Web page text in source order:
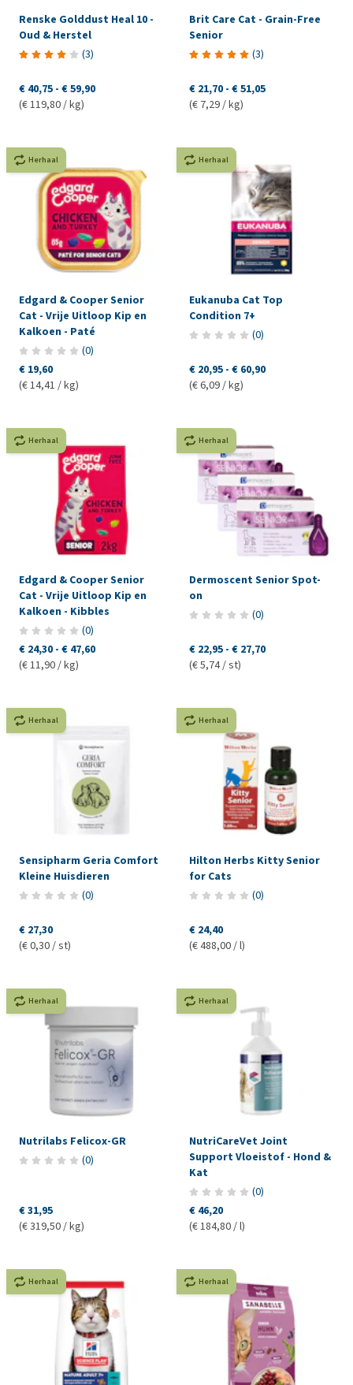
Renske Golddust Heal 10 -
Oud & Herstel
(3)
€ 40,75 - € 59,90
(€ 119,80 / kg)
Brit Care Cat - Grain-Free
Senior
(3)
€ 21,70 - € 51,05
(€ 7,29 / kg)
Herhaal
Edgard & Cooper Senior
Cat - Vrije Uitloop Kip en
Kalkoen - Paté
(0)
€ 19,60
(€ 14,41 / kg)
Herhaal
Eukanuba Cat Top
Condition 7+
(0)
€ 20,95 - € 60,90
(€ 6,09 / kg)
Herhaal
Edgard & Cooper Senior
Cat - Vrije Uitloop Kip en
Kalkoen - Kibbles
(0)
€ 24,30 - € 47,60
(€ 11,90 / kg)
Herhaal
Dermoscent Senior Spot-
on
(0)
€ 22,95 - € 27,70
(€ 5,74 / st)
Herhaal
Sensipharm Geria Comfort
Kleine Huisdieren
(0)
€ 27,30
(€ 0,30 / st)
Herhaal
Hilton Herbs Kitty Senior
for Cats
(0)
€ 24,40
(€ 488,00 / l)
Herhaal
Nutrilabs Felicox-GR
(0)
€ 31,95
(€ 319,50 / kg)
Herhaal
NutriCareVet Joint
Support Vloeistof - Hond &
Kat
(0)
€ 46,20
(€ 184,80 / l)
Herhaal Herhaal